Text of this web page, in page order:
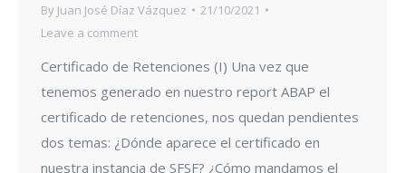
By Juan José Díaz Vázquez
21/10/2021
Leave a comment
Certificado de Retenciones (I) Una vez que
tenemos generado en nuestro report ABAP el
certificado de retenciones, nos quedan pendientes
dos temas: ¿Dónde aparece el certificado en
nuestra instancia de SFSF? ¿Cómo mandamos el